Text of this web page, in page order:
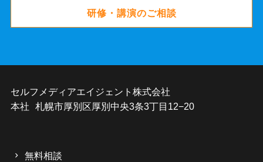
研修・講演のご相談
セルフメディアエイジェント株式会社
本社 札幌市厚別区厚別中央3条3丁目12−20
無料相談